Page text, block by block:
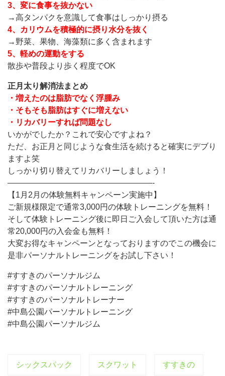
3、変に食事を抜かない
→高タンパクを意識して食事はしっかり摂る
4、カリウムを積極的に摂り水分を抜く
→野菜、果物、海藻類に多く含まれます
5、軽めの運動をする
散歩や普段より歩く程度でOK
正月太り解消法まとめ
・ 増えたのは脂肪でなく浮腫み
・そもそも脂肪はすぐに増えない
・リカバリーすれば問題なし
いかがでしたか？これで安心ですよね？
ただ、お正月と同じような食生活を続けると確実にデブり
ますよ笑
しっかり切り替えてリカバリーしましょう！
——————————————————-
【1月2月の体験無料キャンペーン実施中】
ご新規様限定で通常3,000円の体験トレーニングを無料！
そして体験トレーニング後に即日ご入会して頂いた方は通
常20,000円の入会金も無料！
大変お得なキャンペーンとなっておりますのでこの機会に
是非パーソナルトレーニングをお試し下さい！
#すすきのパーソナルジム
#すすきのパーソナルトレーニング
#すすきのパーソナルトレーナー
#中島公園パーソナルトレーニング
#中島公園パーソナルジム
シックスパック スクワット すすきの